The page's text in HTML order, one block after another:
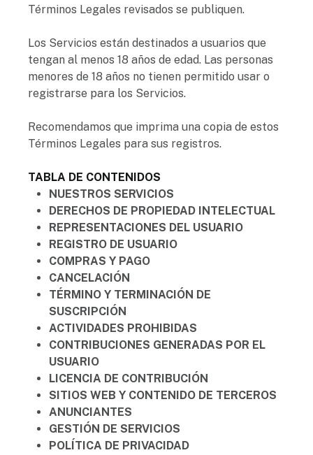
Términos Legales revisados se publiquen.
Los Servicios están destinados a usuarios que
tengan al menos 18 años de edad. Las personas
menores de 18 años no tienen permitido usar o
registrarse para los Servicios.
Recomendamos que imprima una copia de estos
Términos Legales para sus registros.
TABLA DE CONTENIDOS
NUESTROS SERVICIOS
DERECHOS DE PROPIEDAD INTELECTUAL
REPRESENTACIONES DEL USUARIO
REGISTRO DE USUARIO
COMPRAS Y PAGO
CANCELACIÓN
TÉRMINO Y TERMINACIÓN DE
SUSCRIPCIÓN
ACTIVIDADES PROHIBIDAS
CONTRIBUCIONES GENERADAS POR EL
USUARIO
LICENCIA DE CONTRIBUCIÓN
SITIOS WEB Y CONTENIDO DE TERCEROS
ANUNCIANTES
GESTIÓN DE SERVICIOS
POLÍTICA DE PRIVACIDAD